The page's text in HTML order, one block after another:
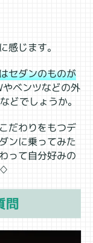
感じます。
セダンのものが
ベンツなどの外
どでしょうか。
だわりをもつデ
ンに乗ってみた
って自分好みの
問